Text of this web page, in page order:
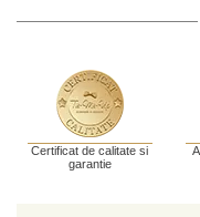
Certificat de calitate si
garantie